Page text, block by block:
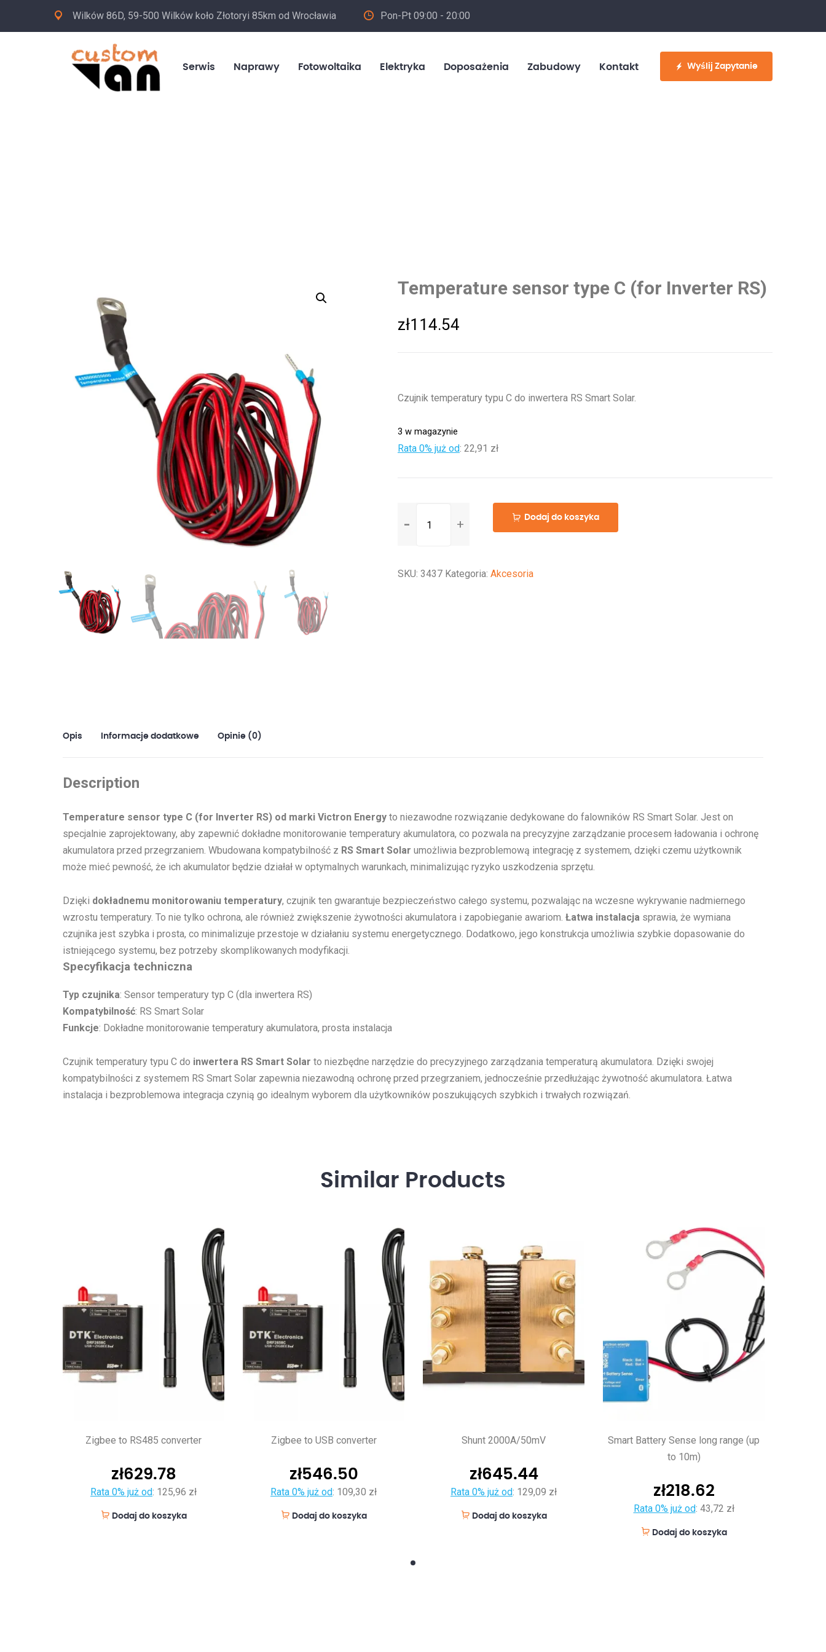
Wilków 86D, 59-500 Wilków koło Złotoryi 85km od Wrocławia Pon-Pt 09:00 - 20:00
530 886 214
Serwis Naprawy Fotowoltaika Elektryka Doposażenia Zabudowy Kontakt Wyślij Zapytanie
Temperature sensor type C (for Inverter RS)
zł114.54
Czujnik temperatury typu C do inwertera RS Smart Solar.
3 w magazynie
Rata 0% już od: 22,91 zł
Temperature
C
Dodaj do koszyka
SKU: 3437 Kategoria: Akcesoria
Opis Informacje dodatkowe Opinie (0)
Description
Temperature sensor type C (for Inverter RS) od marki Victron Energy to niezawodne rozwiązanie dedykowane do falowników RS Smart Solar. Jest on
specjalnie zaprojektowany, aby zapewnić dokładne monitorowanie temperatury akumulatora, co pozwala na precyzyjne zarządzanie procesem ładowania i ochronę
akumulatora przed przegrzaniem. Wbudowana kompatybilność z RS Smart Solar umożliwia bezproblemową integrację z systemem, dzięki czemu użytkownik
może mieć pewność, że ich akumulator będzie działał w optymalnych warunkach, minimalizując ryzyko uszkodzenia sprzętu.
Dzięki dokładnemu monitorowaniu temperatury, czujnik ten gwarantuje bezpieczeństwo całego systemu, pozwalając na wczesne wykrywanie nadmiernego
wzrostu temperatury. To nie tylko ochrona, ale również zwiększenie żywotności akumulatora i zapobieganie awariom. Łatwa instalacja sprawia, że wymiana
czujnika jest szybka i prosta, co minimalizuje przestoje w działaniu systemu energetycznego. Dodatkowo, jego konstrukcja umożliwia szybkie dopasowanie do
istniejącego systemu, bez potrzeby skomplikowanych modyfikacji.
Specyfikacja techniczna
Typ czujnika: Sensor temperatury typ C (dla inwertera RS)
Kompatybilność: RS Smart Solar
Funkcje: Dokładne monitorowanie temperatury akumulatora, prosta instalacja
Czujnik temperatury typu C do inwertera RS Smart Solar to niezbędne narzędzie do precyzyjnego zarządzania temperaturą akumulatora. Dzięki swojej
kompatybilności z systemem RS Smart Solar zapewnia niezawodną ochronę przed przegrzaniem, jednocześnie przedłużając żywotność akumulatora. Łatwa
instalacja i bezproblemowa integracja czynią go idealnym wyborem dla użytkowników poszukujących szybkich i trwałych rozwiązań.
Similar Products
Zigbee to RS485 converter
zł629.78
Rata 0% już od: 125,96 zł
Dodaj do koszyka
Zigbee to USB converter
zł546.50
Rata 0% już od: 109,30 zł
Dodaj do koszyka
Shunt 2000A/50mV
zł645.44
Rata 0% już od: 129,09 zł
Dodaj do koszyka
Smart Battery Sense long range (up
to 10m)
zł218.62
Rata 0% już od: 43,72 zł
Dodaj do koszyka